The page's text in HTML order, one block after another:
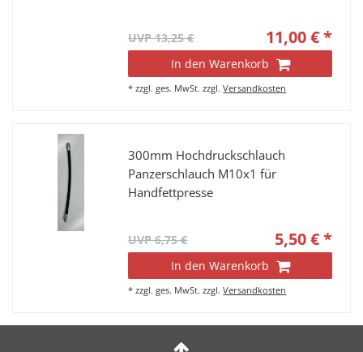
UVP 13,25 € 11,00 € *
In den Warenkorb
*zzgl. ges. MwSt. zzgl.Versandkosten
300mm Hochdruckschlauch
Panzerschlauch M10x1 für
Handfettpresse
UVP 6,75 € 5,50 € *
In den Warenkorb
*zzgl. ges. MwSt. zzgl.Versandkosten